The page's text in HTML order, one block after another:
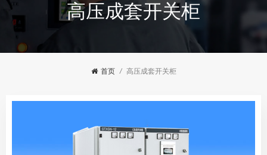
高压成套开关柜
首页 / 高压成套开关柜